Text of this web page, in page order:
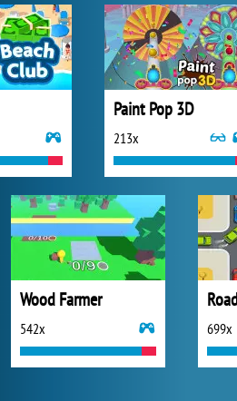
Paint Pop 3D
213x
Wood Farmer
542x 699x